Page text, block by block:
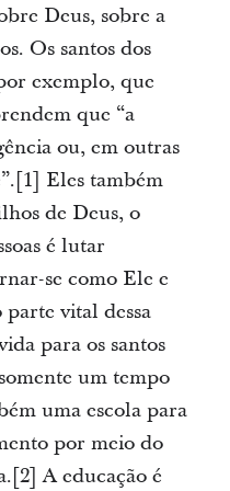
Deus, sobre a
Os santos dos
exemplo, que
que “a
ou, em outras
Eles também
de Deus, o
é lutar
se como Ele e
parte vital dessa
para os santos
um tempo
uma escola para
por meio do
A educação é